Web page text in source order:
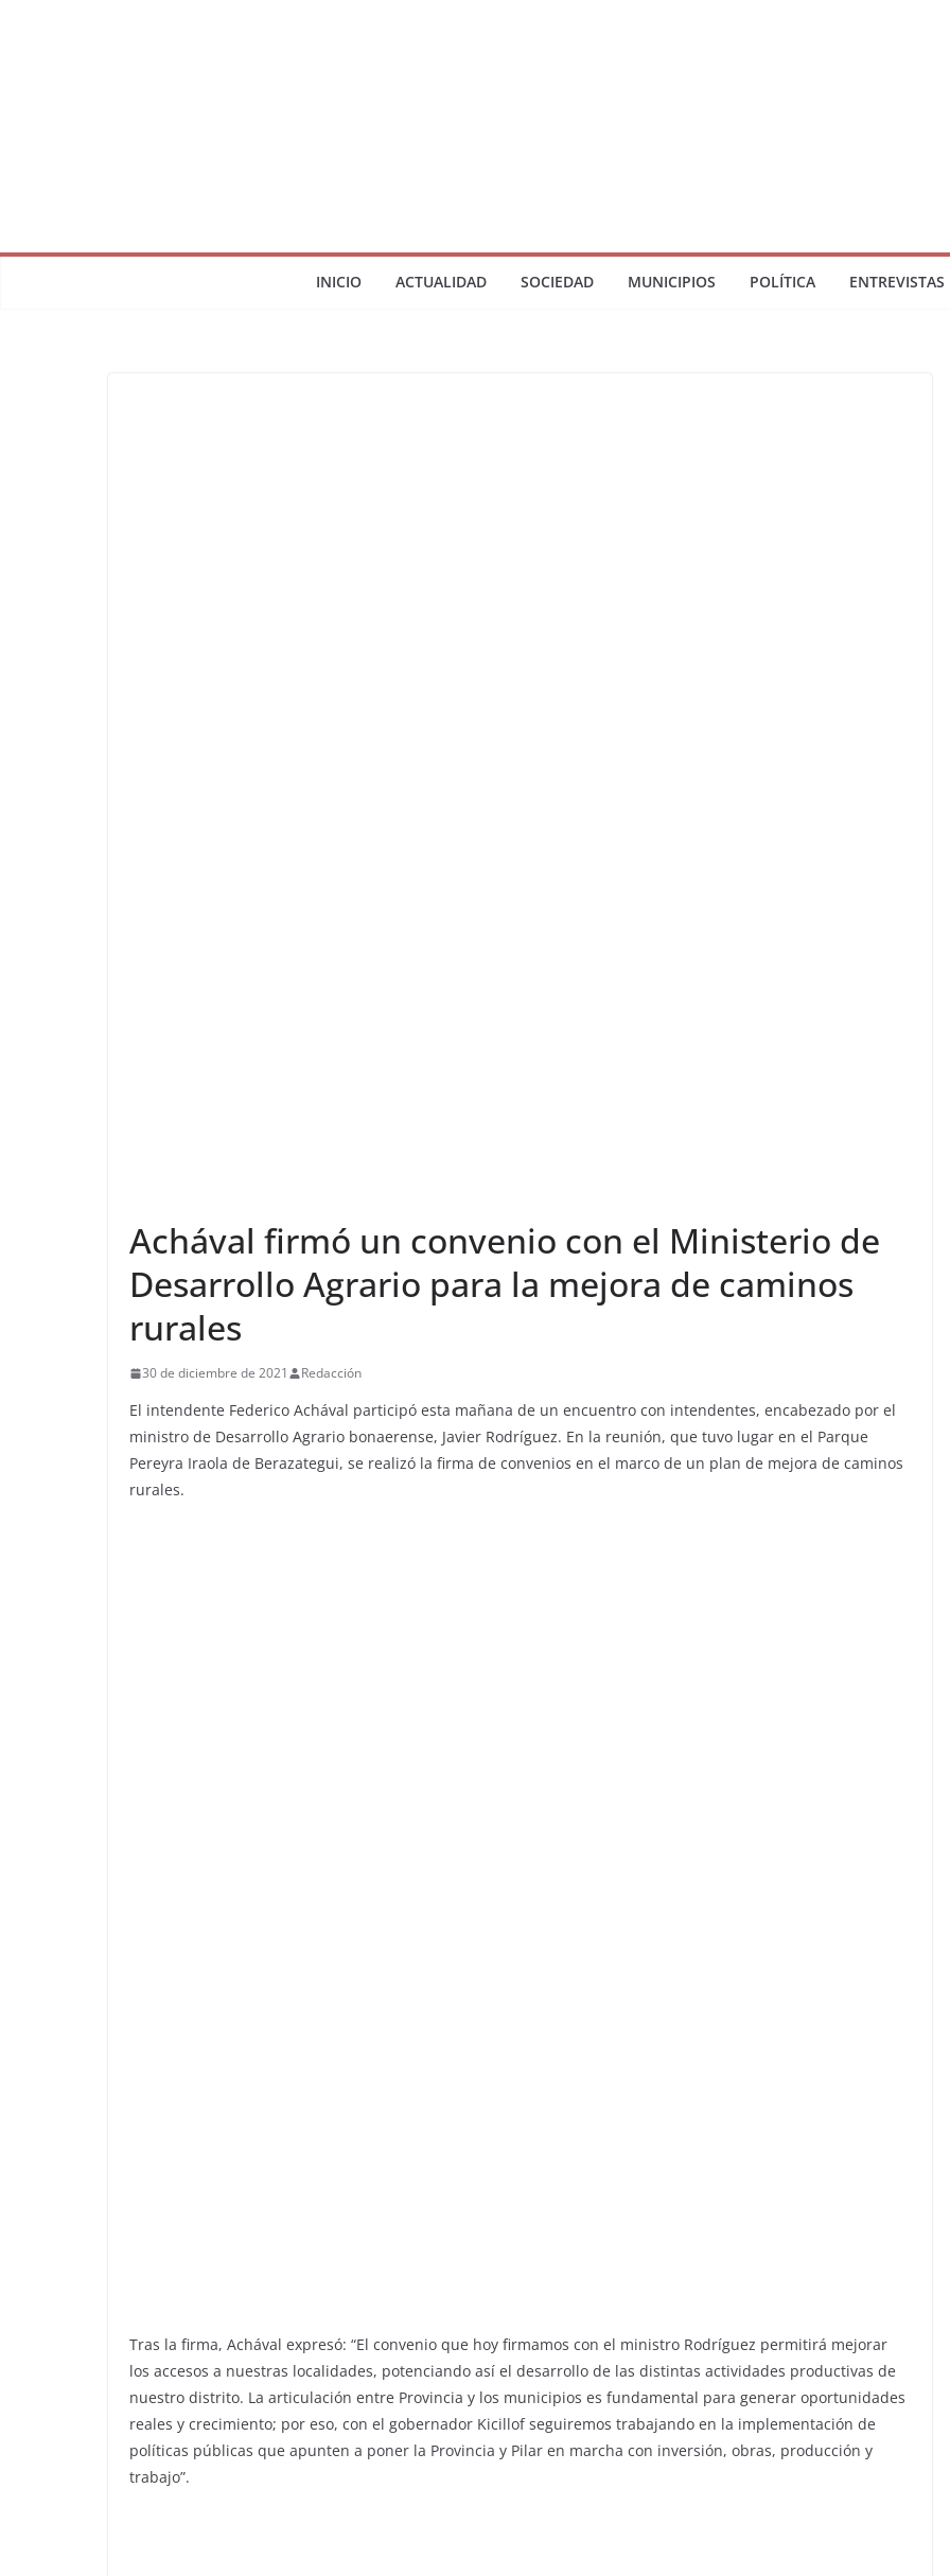
INICIO ACTUALIDAD SOCIEDAD MUNICIPIOS POLÍTICA ENTREVISTAS
Achával firmó un convenio con el Ministerio de
Desarrollo Agrario para la mejora de caminos
rurales
30 de diciembre de 2021 Redacción
El intendente Federico Achával participó esta mañana de un encuentro con intendentes, encabezado por el
ministro de Desarrollo Agrario bonaerense, Javier Rodríguez. En la reunión, que tuvo lugar en el Parque
Pereyra Iraola de Berazategui, se realizó la firma de convenios en el marco de un plan de mejora de caminos
rurales.
Tras la firma, Achával expresó: “El convenio que hoy firmamos con el ministro Rodríguez permitirá mejorar
los accesos a nuestras localidades, potenciando así el desarrollo de las distintas actividades productivas de
nuestro distrito. La articulación entre Provincia y los municipios es fundamental para generar oportunidades
reales y crecimiento; por eso, con el gobernador Kicillof seguiremos trabajando en la implementación de
políticas públicas que apunten a poner la Provincia y Pilar en marcha con inversión, obras, producción y
trabajo”.